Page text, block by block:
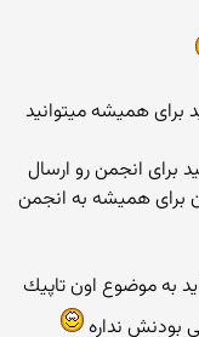
برای همیشه میتوانید
برای انجمن رو ارسال
برای همیشه به انجمن
به موضوع اون تاپیك
بودنش نداره